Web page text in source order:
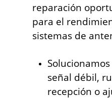
reparación
para el
sistemas de
señal débil,
recepción o